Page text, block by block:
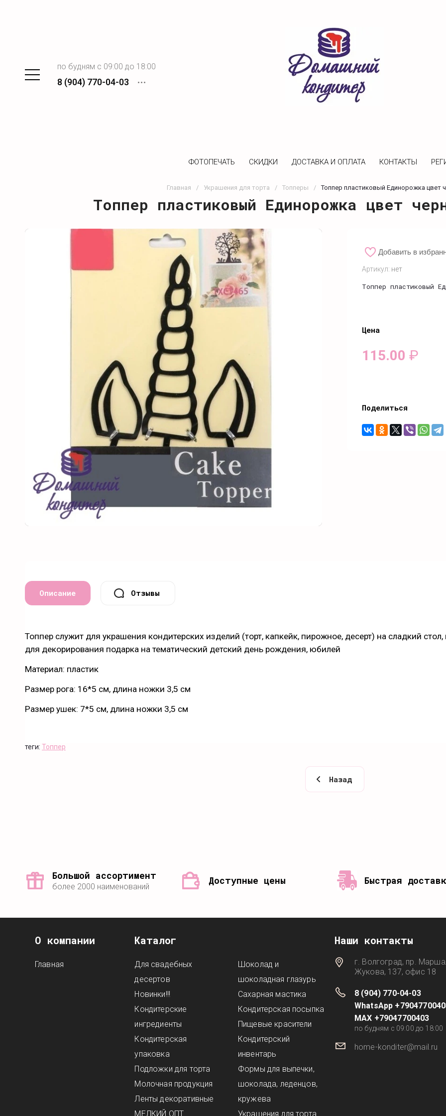
по будням с 09:00 до 18:00
8 (904) 770-04-03
ФОТОПЕЧАТЬ CКИДКИ ДОСТАВКА И ОПЛАТА КОНТАКТЫ
Главная / Украшения для торта / Топперы / Топпер пластиковый Единорожка цвет
Топпер пластиковый Единорожка цвет
Артикул: нет
Топпер пластиковый
Добавить в
Цена
115.00 ₽
Поделиться
Описание Отзывы
Топпер служит для украшения кондитерских изделий (торт, капкейк, пирожное, десерт) на сладкий
для декорирования подарка на тематический детский день рождения, юбилей
Материал: пластик
Размер рога: 16*5 см, длина ножки 3,5 см
Размер ушек: 7*5 см, длина ножки 3,5 см
теги: Топпер
Назад
Большой ассортимент
более 2000 наименований
Доступные цены Быстрая
О компании
Главная
Каталог
Для свадебных
десертов
Новинки!!!
Кондитерские
ингредиенты
Кондитерская
упаковка
Подложки для торта
Молочная продукция
Ленты декоративные
МЕЛКИЙ ОПТ
Шоколад и
шоколадная глазурь
Сахарная мастика
Кондитерская посыпка
Пищевые красители
Кондитерский
инвентарь
Формы для выпечки,
шоколада, леденцов,
кружева
Украшения для торта
Наши контакты
г. Волгоград, пр.
Жукова, 137, офис 18
8 (904) 770-04-03
WhatsApp
MAX +79047700403
по будням с 09:00 до 18:00
home-konditer@mail.ru